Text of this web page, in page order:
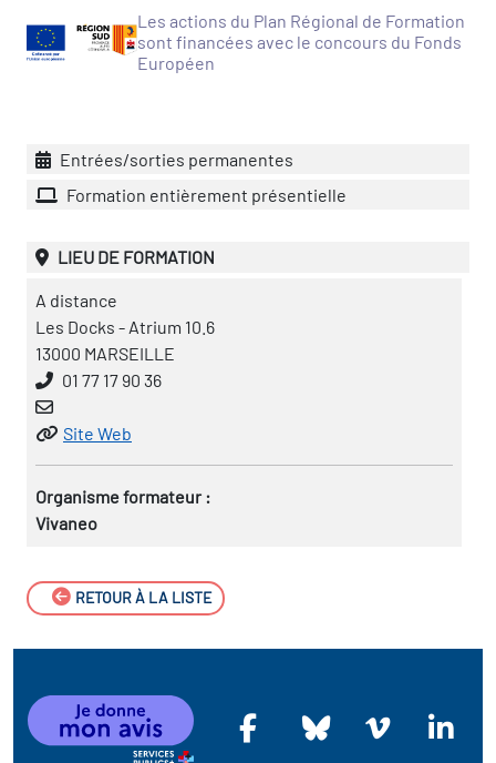
des secteurs(en
Les actions du Plan Régional de Formation
sont financées avec le concours du Fonds
Européen
Entrées/sorties permanentes
Formation entièrement présentielle
LIEU DE FORMATION
A distance
Les Docks - Atrium 10.6
13000 MARSEILLE
01 77 17 90 36
Site Web
Organisme formateur :
Vivaneo
RETOUR À LA LISTE